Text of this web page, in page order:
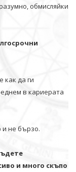
обмисляйки
как да ги
в кариерата
и не бързо.
и много скъпо